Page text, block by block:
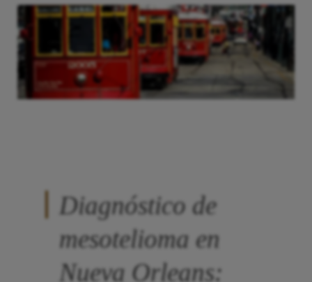
Diagnóstico de
mesotelioma en
Nueva Orleans: